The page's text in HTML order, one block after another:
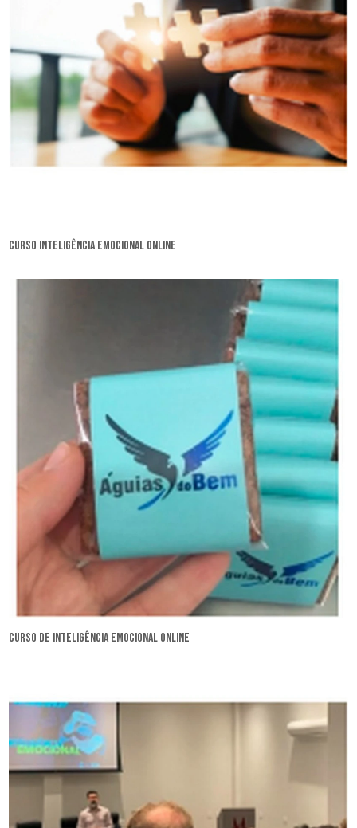
curso inteligência emocional online
curso de inteligência emocional online